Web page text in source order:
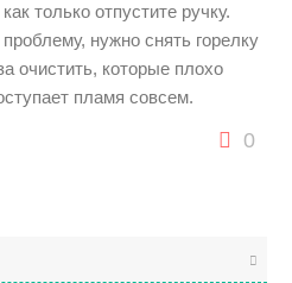
только отпустите ручку.
нужно снять горелку
очистить, которые плохо
пламя совсем.
0